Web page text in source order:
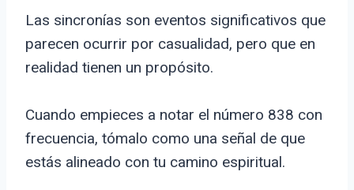
Las sincronías son eventos significativos que
parecen ocurrir por casualidad, pero que en
realidad tienen un propósito.
Cuando empieces a notar el número 838 con
frecuencia, tómalo como una señal de que
estás alineado con tu camino espiritual.